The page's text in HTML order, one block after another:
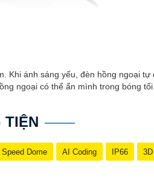
Khi ánh sáng yếu, đèn hồng ngoại
ngoại có thể ẩn mình trong bóng
TIỆN
Speed Dome AI Coding IP66